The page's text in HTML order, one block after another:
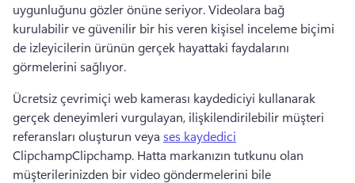
uygunluğunu gözler önüne seriyor. Videolara bağ
kurulabilir ve güvenilir bir his veren kişisel inceleme biçimi
de izleyicilerin ürünün gerçek hayattaki faydalarını
görmelerini sağlıyor.
Ücretsiz çevrimiçi web kamerası kaydediciyi kullanarak
gerçek deneyimleri vurgulayan, ilişkilendirilebilir müşteri
referansları oluşturun veya ses kaydedici
ClipchampClipchamp. Hatta markanızın tutkunu olan
müşterilerinizden bir video göndermelerini bile